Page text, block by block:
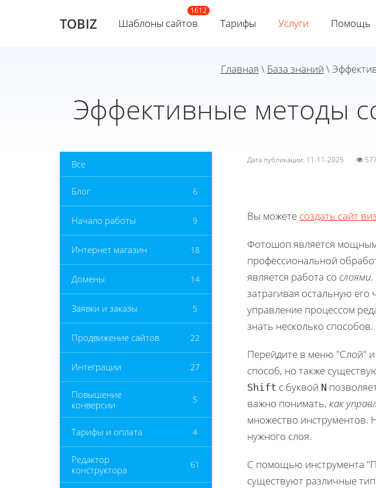
TOBIZ Шаблоны сайтов Тарифы Услуги Помощь
Главная \ База знаний \
Эффективные методы
Все
Блог 6
Начало работы 9
Интернет магазин 18
Домены 14
Заявки и заказы 5
Продвижение сайтов 22
Интеграции 27
Повышение
конверсии
5
Тарифы и оплата 4
Редактор
конструктора
61
Дата публикации: 11-11-2025 577
Вы можете создать сайт
Фотошоп является
профессиональной
является работа со слоями
затрагивая остальную
управление процессом
знать несколько
Перейдите в меню "Слой"
способ, но также
Shift с буквой N
важно понимать, как
множество инструментов.
нужного слоя.
С помощью инструмента
существуют различные